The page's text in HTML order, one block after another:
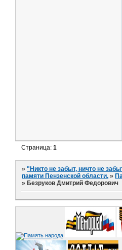
Страница:1
»"Никто не забыт, ничто не
памяти Пензенской области. »
» Безруков Дмитрий Федорович